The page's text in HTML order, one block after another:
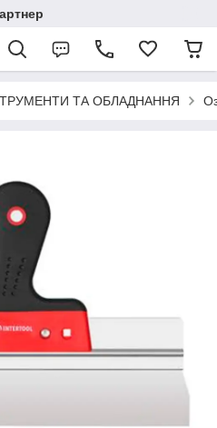
ТА ОБЛАДНАННЯ